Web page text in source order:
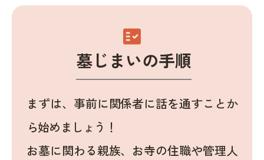
fact_check
墓じまいの手順
まずは、事前に関係者に話を通すことか
ら始めましょう！
お墓に関わる親族、お寺の住職や管理人